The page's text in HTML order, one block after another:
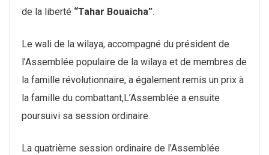
de la liberté “Tahar Bouaicha”.
Le wali de la wilaya, accompagné du président de
l’Assemblée populaire de la wilaya et de membres de
la famille révolutionnaire, a également remis un prix à
la famille du combattant,L’Assemblée a ensuite
poursuivi sa session ordinaire.
La quatrième session ordinaire de l’Assemblée